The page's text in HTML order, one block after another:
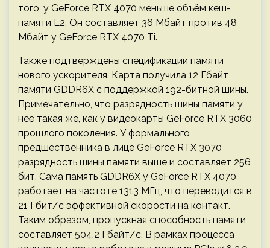
того, у GeForce RTX 4070 меньше объём кеш-
памяти L2. Он составляет 36 Мбайт против 48
Мбайт у GeForce RTX 4070 Ti.
Также подтверждены спецификации памяти
нового ускорителя. Карта получила 12 Гбайт
памяти GDDR6X с поддержкой 192-битной шины.
Примечательно, что разрядность шины памяти у
неё такая же, как у видеокарты GeForce RTX 3060
прошлого поколения. У формального
предшественника в лице GeForce RTX 3070
разрядность шины памяти выше и составляет 256
бит. Сама память GDDR6X у GeForce RTX 4070
работает на частоте 1313 МГц, что переводится в
21 Гбит/с эффективной скорости на контакт.
Таким образом, пропускная способность памяти
составляет 504,2 Гбайт/с. В рамках процесса